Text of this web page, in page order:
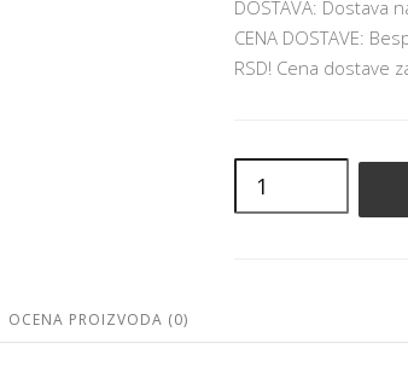
DOSTAVA: Dostava
CENA DOSTAVE:
RSD! Cena dostave
OCENA PROIZVODA (0)